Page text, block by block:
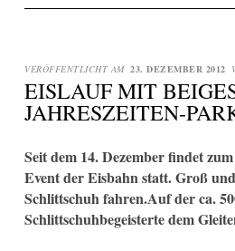
VERÖFFENTLICHT AM 23. DEZEMBER 2012
EISLAUF MIT
JAHRESZEITEN-
Seit dem 14. Dezember findet
Event der Eisbahn statt. Groß
Schlittschuh fahren.Auf der ca.
Schlittschuhbegeisterte dem